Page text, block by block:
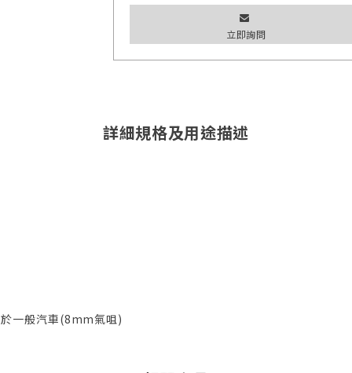
立即詢問
詳細規格及用途描述
一般汽車(8mm氣咀)